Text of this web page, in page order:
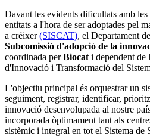
Davant les evidents dificultats amb les
entitats a l'hora de ser adoptades pel
a créixer(SISCAT), el Departament
Subcomissió d'adopció de la
coordinada perBiocat i dependent de
d'Innovació i Transformació del
L'objectiu principal és orquestrar un
seguiment, registrar, identificar,
innovació desenvolupada al nostre
incorporada òptimament tant als
sistèmic i integral en tot el Sistema de